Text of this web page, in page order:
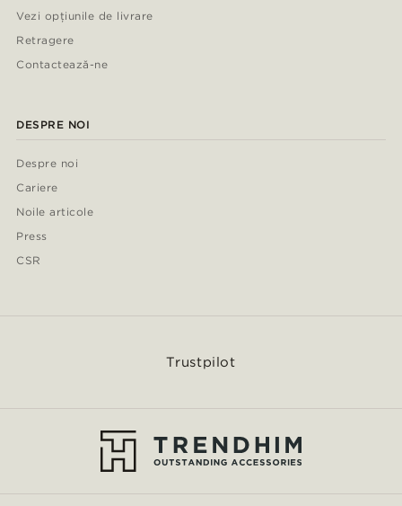
Vezi opțiunile de livrare
Retragere
Contactează-ne
DESPRE NOI
Despre noi
Cariere
Noile articole
Press
CSR
Trustpilot